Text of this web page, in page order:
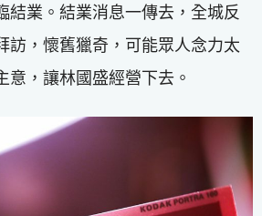
結業。結業消息一傳去，全城反
訪，懷舊獵奇，可能眾人念力太
意，讓林國盛經營下去。